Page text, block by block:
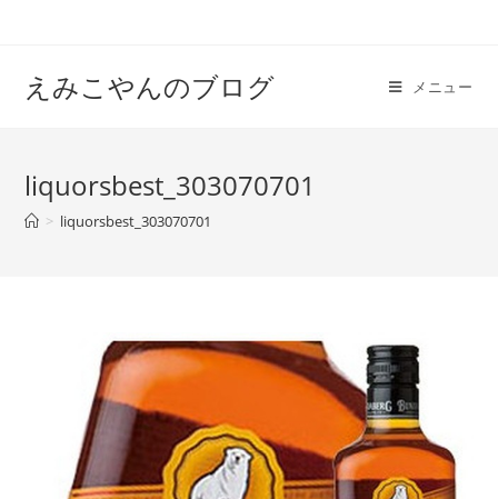
えみこやんのブログ メニュー
liquorsbest_303070701
> liquorsbest_303070701